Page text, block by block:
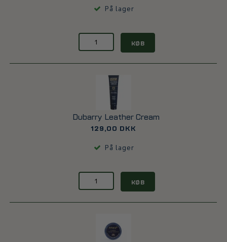
På lager
KØB
Dubarry Leather Cream
129,00 DKK
På lager
KØB